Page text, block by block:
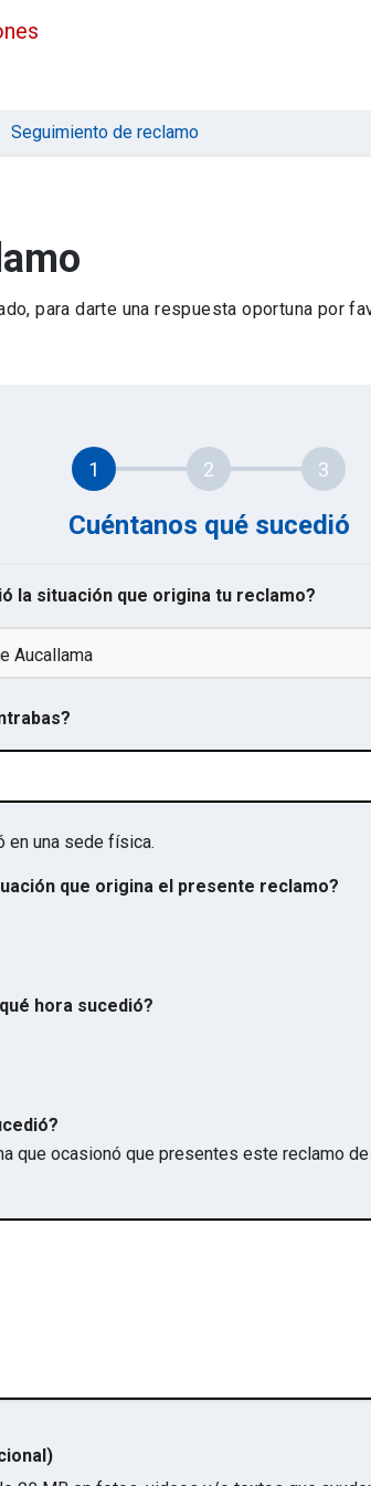
Seguimiento de reclamo
para darte una respuesta oportuna por
1 2 3
Cuéntanos qué sucedió
la situación que origina tu reclamo?
Aucallama
en una sede física.
que origina el presente reclamo?
hora sucedió?
que ocasionó que presentes este reclamo